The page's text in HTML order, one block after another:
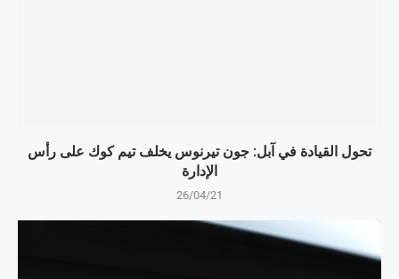
تحول القيادة في آبل: جون تيرنوس يخلف تيم كوك على رأس
الإدارة
26/04/21